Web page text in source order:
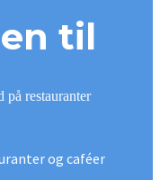
til
restauranter
og caféer